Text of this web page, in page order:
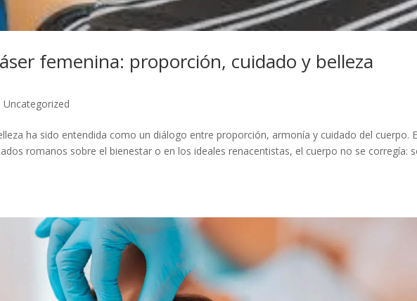
femenina: proporción, cuidado y belleza
Uncategorized
ha sido entendida como un diálogo entre proporción, armonía y cuidado del cuerpo.
romanos sobre el bienestar o en los ideales renacentistas, el cuerpo no se corregía: